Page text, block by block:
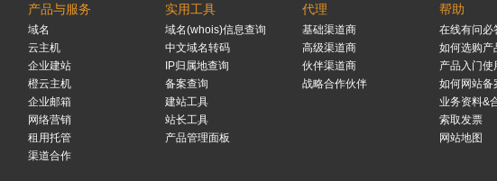
产品与服务
域名
云主机
企业建站
橙云主机
企业邮箱
网络营销
租用托管
渠道合作
实用工具
域名(whois)信息查询
中文域名转码
IP归属地查询
备案查询
建站工具
站长工具
产品管理面板
代理
基础渠道商
高级渠道商
伙伴渠道商
战略合作伙伴
帮助
在线有问必
如何选购产
产品入门使
如何网站备
业务资料&
索取发票
网站地图